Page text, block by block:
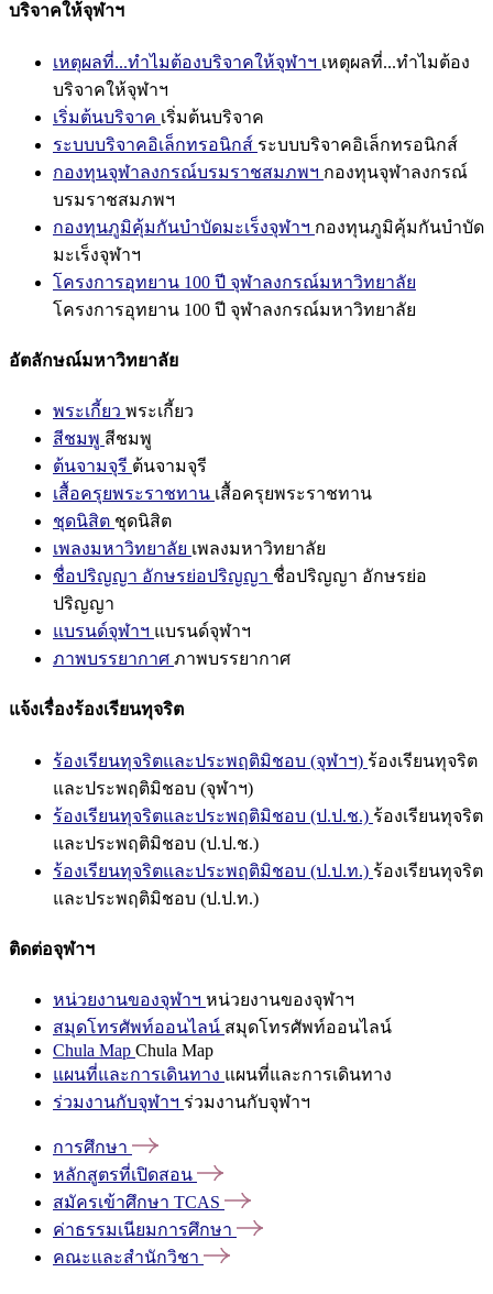
บริจาคให้จุฬาฯ
เหตุผลที่...ทำไมต้องบริจาคให้จุฬาฯ เหตุผลที่...ทำไมต้อง
บริจาคให้จุฬาฯ
เริ่มต้นบริจาค เริ่มต้นบริจาค
ระบบบริจาคอิเล็กทรอนิกส์ ระบบบริจาคอิเล็กทรอนิกส์
กองทุนจุฬาลงกรณ์บรมราชสมภพฯ กองทุนจุฬาลงกรณ์
บรมราชสมภพฯ
กองทุนภูมิคุ้มกันบำบัดมะเร็งจุฬาฯ กองทุนภูมิคุ้มกันบำบัด
มะเร็งจุฬาฯ
โครงการอุทยาน 100 ปี จุฬาลงกรณ์มหาวิทยาลัย
โครงการอุทยาน 100 ปี จุฬาลงกรณ์มหาวิทยาลัย
อัตลักษณ์มหาวิทยาลัย
พระเกี้ยว พระเกี้ยว
สีชมพู สีชมพู
ต้นจามจุรี ต้นจามจุรี
เสื้อครุยพระราชทาน เสื้อครุยพระราชทาน
ชุดนิสิต ชุดนิสิต
เพลงมหาวิทยาลัย เพลงมหาวิทยาลัย
ชื่อปริญญา อักษรย่อปริญญา ชื่อปริญญา อักษรย่อ
ปริญญา
แบรนด์จุฬาฯ แบรนด์จุฬาฯ
ภาพบรรยากาศ ภาพบรรยากาศ
แจ้งเรื่องร้องเรียนทุจริต
ร้องเรียนทุจริตและประพฤติมิชอบ (จุฬาฯ) ร้องเรียนทุจริต
และประพฤติมิชอบ (จุฬาฯ)
ร้องเรียนทุจริตและประพฤติมิชอบ (ป.ป.ช.) ร้องเรียนทุจริต
และประพฤติมิชอบ (ป.ป.ช.)
ร้องเรียนทุจริตและประพฤติมิชอบ (ป.ป.ท.) ร้องเรียนทุจริต
และประพฤติมิชอบ (ป.ป.ท.)
ติดต่อจุฬาฯ
หน่วยงานของจุฬาฯ หน่วยงานของจุฬาฯ
สมุดโทรศัพท์ออนไลน์ สมุดโทรศัพท์ออนไลน์
Chula Map Chula Map
แผนที่และการเดินทาง แผนที่และการเดินทาง
ร่วมงานกับจุฬาฯ ร่วมงานกับจุฬาฯ
การศึกษา
หลักสูตรที่เปิดสอน
สมัครเข้าศึกษา TCAS
ค่าธรรมเนียมการศึกษา
คณะและสำนักวิชา